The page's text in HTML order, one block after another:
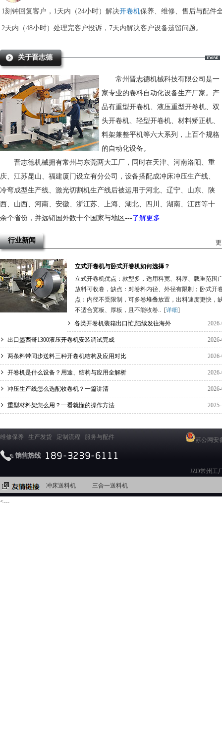
1刻钟回复客户，1天内（24小时）解决开卷机保养、维修、售后与配件
2天内（48小时）处理完客户投诉，7天内解决客户设备遗留问题。
关于晋志德
常州晋志德机械科技有限公司是一
家专业的卷料自动化设备生产厂家。产
品有重型开卷机、液压重型开卷机、双
头开卷机、轻型开卷机、材料矫正机、
料架兼整平机等六大系列，上百个规格
的自动化设备。
晋志德机械拥有常州与东莞两大工厂，同时在天津、河南洛阳、重
庆、江苏昆山、福建厦门设立有分公司，设备搭配成冲床冲压生产线、
冷弯成型生产线、激光切割机生产线后被运用于河北、辽宁、山东、陕
西、山西、河南、安徽、浙江苏、上海、湖北、四川、湖南、江西等十
余个省份，并远销国外数十个国家与地区---了解更多
行业新闻
立式开卷机与卧式开卷机如何选择？
立式开卷机优点：款型多，适用料宽、料厚、载重范围
放料可收卷，缺点：对卷料内径、外径有限制；卧式开
点：内径不受限制，可多卷堆叠放置，出料速度更快，
不适合宽板、厚板，且不能收卷.. [详细]
各类开卷机装箱出口忙,陆续发往海外
出口墨西哥1300液压开卷机安装调试完成
两条料带同步送料三种开卷机结构及应用对比
开卷机是什么设备？用途、结构与应用全解析
冲压生产线怎么选配收卷机？一篇讲清
重型材料架怎么用？一看就懂的操作方法
维修保养 生产发货 定制流程 服务与配件 苏公网安
JZD常州工
冲床送料机 三合一送料机
<---